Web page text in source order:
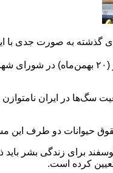
به صورت جدی با
رضا امینی در جلسه رسیدگی به
سگ‌ها در ایران
حیوانات دو طرف
برای زندگی بشر
کرده است.